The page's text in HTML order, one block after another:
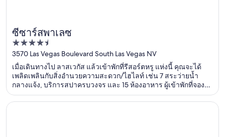
ซีซาร์สพาเลซ
4.5
out
of
5
3570 Las Vegas Boulevard South Las Vegas NV
เมื่อเดินทางไป ลาสเวกัส แล้วเข้าพักที่รีสอร์ตหรู แห่งนี้ คุณจะได้
เพลิดเพลินกับสิ่งอำนวยความสะดวก/ไฮไลท์ เช่น 7 สระว่ายน้ำ
กลางแจ้ง, บริการสปาครบวงจร และ 15 ห้องอาหาร ผู้เข้าพักที่จอง
กับเรารีวิวว่าชอบความสะอาดของห้องพักเป็นพิเศษ ที่เที่ยวยอดนิยม
ในบริเวณใกล้เคียง ได้แก่ ศูนย์ความบันเทิง เดอะ ลิงค์ และ
เปิดในหน้าต่างใหม่
แฟร์มอนต์ ซานฟรานซิสโก